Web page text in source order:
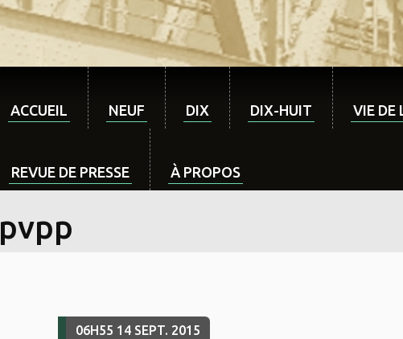
ACCUEIL NEUF DIX DIX-HUIT VIE DE
REVUE DE PRESSE À PROPOS
pvpp
06H55 14 SEPT. 2015